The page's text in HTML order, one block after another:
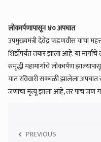
लोकार्पणापासून ४० अपघात
उपमुख्यमंत्री देवेंद्र फडणवीस यांचा
शिर्डीपर्यंत तयार झाला आहे. या
समृद्धी महामार्गाचे लोकार्पण
यात रविवारी सकाळी झालेला अपघात
जणांचा मृत्यू झाला आहे, तर पाच जण
PREVIOUS
5